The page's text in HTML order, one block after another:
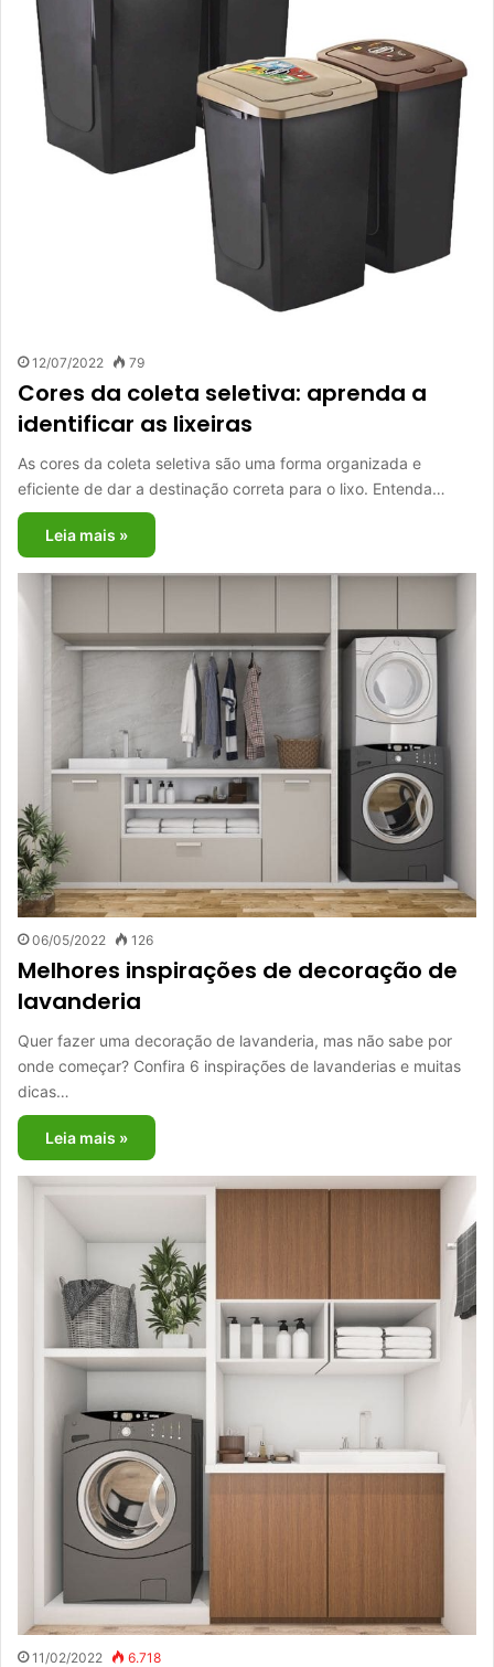
12/07/2022 79
Cores da coleta seletiva: aprenda a
identificar as lixeiras
As cores da coleta seletiva são uma forma organizada e
eficiente de dar a destinação correta para o lixo. Entenda…
Leia mais »
06/05/2022 126
Melhores inspirações de decoração de
lavanderia
Quer fazer uma decoração de lavanderia, mas não sabe por
onde começar? Confira 6 inspirações de lavanderias e muitas
dicas…
Leia mais »
11/02/2022 6.718